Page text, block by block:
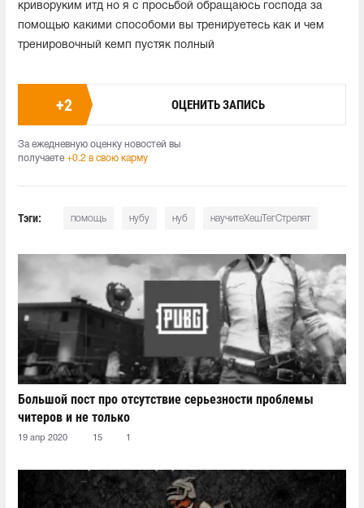
криворуким итд но я с просьбой обращаюсь господа за
помощью какими способоми вы тренируетесь как и чем
тренировочный кемп пустяк полный
+2 ОЦЕНИТЬ ЗАПИСЬ
За ежедневную оценку новостей вы
получаете +0.2 в свою карму
Тэги: помощь нубу нуб научитеХешТегСтрелят
Большой пост про отсутствие серьезности проблемы
читеров и не только
19 апр 2020 15 1